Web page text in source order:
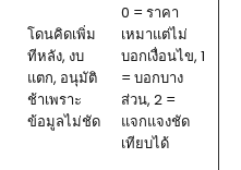
โดนคิดเพิ่ม
ทีหลัง, งบ
แตก, อนุมัติ
ช้าเพราะ
ข้อมูลไม่ชัด
0 = ราคา
เหมาแต่ไม่
บอกเงื่อนไข, 1
= บอกบาง
ส่วน, 2 =
แจกแจงชัด
เทียบได้